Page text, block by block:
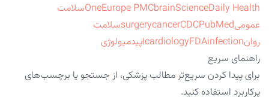
OneEurope PMCbrainScienceDaily Health
سلامت
عمومی
surgerycancerCDCPubMed
سلامت
روان
cardiologyFDAinfection
اپیدمیولوژی
راهنمای سریع
برای پیدا کردن سریع‌تر مطالب پزشکی، از جستجو یا برچسب‌های
پرکاربرد استفاده کنید.